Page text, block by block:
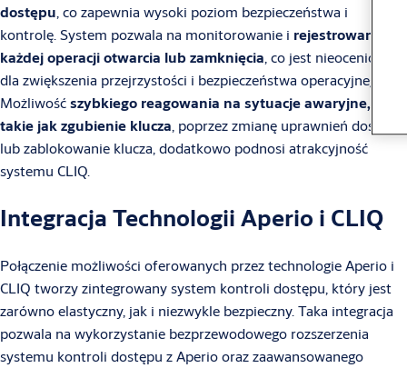
dostępu, co zapewnia wysoki poziom bezpieczeństwa i
kontrolę. System pozwala na monitorowanie i rejestrowanie
każdej operacji otwarcia lub zamknięcia, co jest nieocenione
dla zwiększenia przejrzystości i bezpieczeństwa operacyjnego.
Możliwośćszybkiego reagowania na sytuacje awaryjne,
takie jak zgubienie klucza, poprzez zmianę uprawnień dostępu
lub zablokowanie klucza, dodatkowo podnosi atrakcyjność
systemu CLIQ.
Integracja Technologii Aperio i CLIQ
Połączenie możliwości oferowanych przez technologie Aperio i
CLIQ tworzy zintegrowany system kontroli dostępu, który jest
zarówno elastyczny, jak i niezwykle bezpieczny. Taka integracja
pozwala na wykorzystanie bezprzewodowego rozszerzenia
systemu kontroli dostępu z Aperio oraz zaawansowanego